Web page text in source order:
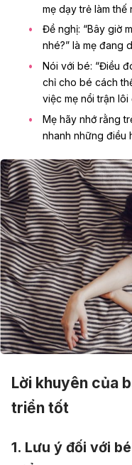
mẹ dạy trẻ làm thế
Đề nghị: “Bây giờ
nhé?” là mẹ đang
Nói với bé: “Điều
chỉ cho bé cách
việc mẹ nổi trận lôi
Mẹ hãy nhớ rằng
nhanh những điều
Lời khuyên của
triển tốt
1. Lưu ý đối với